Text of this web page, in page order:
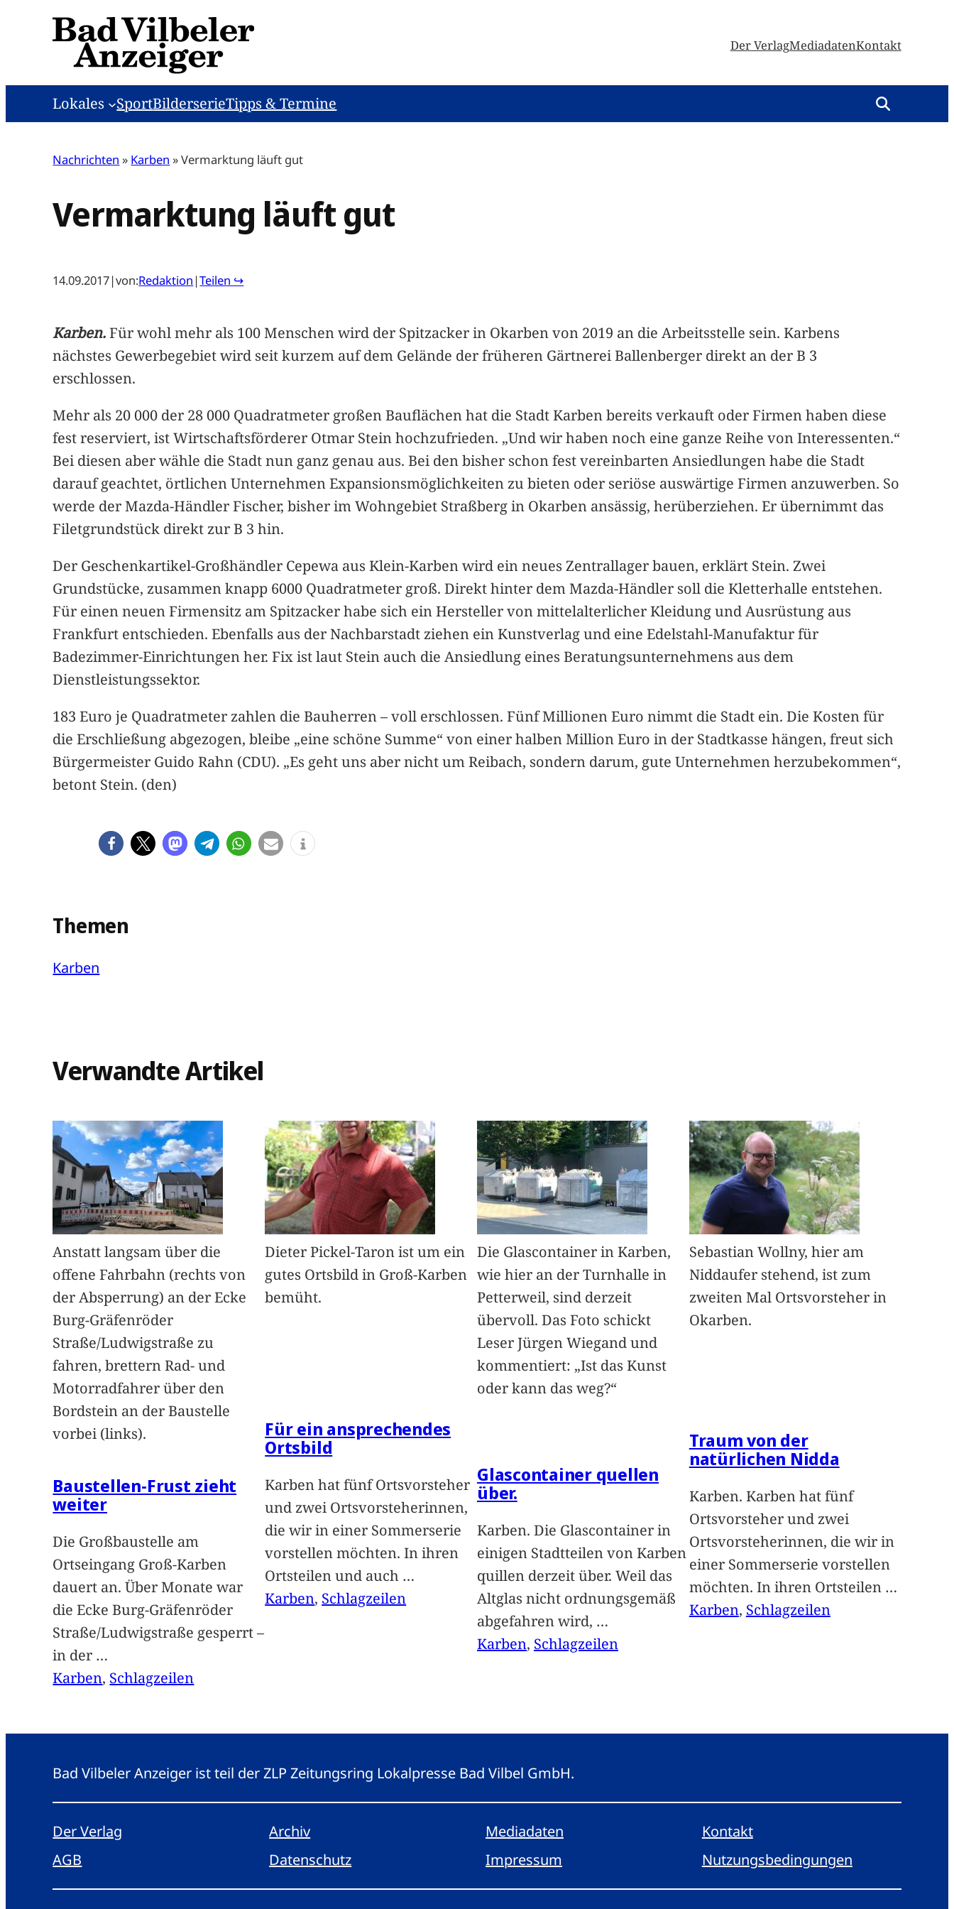
Der VerlagMediadatenKontakt
Lokales SportBilderserieTipps & Termine
Nachrichten » Karben »Vermarktung läuft gut
Vermarktung läuft gut
14.09.2017|von:Redaktion |Teilen ↪
Karben.Für wohl mehr als 100 Menschen wird der Spitzacker in Okarben von 2019 an die Arbeitsstelle sein. Karbens
nächstes Gewerbegebiet wird seit kurzem auf dem Gelände der früheren Gärtnerei Ballenberger direkt an der B 3
erschlossen.
Mehr als 20 000 der 28 000 Quadratmeter großen Bauflächen hat die Stadt Karben bereits verkauft oder Firmen haben diese
fest reserviert, ist Wirtschaftsförderer Otmar Stein hochzufrieden. „Und wir haben noch eine ganze Reihe von Interessenten.“
Bei diesen aber wähle die Stadt nun ganz genau aus. Bei den bisher schon fest vereinbarten Ansiedlungen habe die Stadt
darauf geachtet, örtlichen Unternehmen Expansionsmöglichkeiten zu bieten oder seriöse auswärtige Firmen anzuwerben. So
werde der Mazda-Händler Fischer, bisher im Wohngebiet Straßberg in Okarben ansässig, herüberziehen. Er übernimmt das
Filetgrundstück direkt zur B 3 hin.
Der Geschenkartikel-Großhändler Cepewa aus Klein-Karben wird ein neues Zentrallager bauen, erklärt Stein. Zwei
Grundstücke, zusammen knapp 6000 Quadratmeter groß. Direkt hinter dem Mazda-Händler soll die Kletterhalle entstehen.
Für einen neuen Firmensitz am Spitzacker habe sich ein Hersteller von mittelalterlicher Kleidung und Ausrüstung aus
Frankfurt entschieden. Ebenfalls aus der Nachbarstadt ziehen ein Kunstverlag und eine Edelstahl-Manufaktur für
Badezimmer-Einrichtungen her. Fix ist laut Stein auch die Ansiedlung eines Beratungsunternehmens aus dem
Dienstleistungssektor.
183 Euro je Quadratmeter zahlen die Bauherren – voll erschlossen. Fünf Millionen Euro nimmt die Stadt ein. Die Kosten für
die Erschließung abgezogen, bleibe „eine schöne Summe“ von einer halben Million Euro in der Stadtkasse hängen, freut sich
Bürgermeister Guido Rahn (CDU). „Es geht uns aber nicht um Reibach, sondern darum, gute Unternehmen herzubekommen“,
betont Stein. (den)
Themen
Karben
Verwandte Artikel
Anstatt langsam über die
offene Fahrbahn (rechts von
der Absperrung) an der Ecke
Burg-Gräfenröder
Straße/Ludwigstraße zu
fahren, brettern Rad- und
Motorradfahrer über den
Bordstein an der Baustelle
vorbei (links).
Baustellen-Frust zieht
weiter
Die Großbaustelle am
Ortseingang Groß-Karben
dauert an. Über Monate war
die Ecke Burg-Gräfenröder
Straße/Ludwigstraße gesperrt –
in der …
Karben, Schlagzeilen
Dieter Pickel-Taron ist um ein
gutes Ortsbild in Groß-Karben
bemüht.
Für ein ansprechendes
Ortsbild
Karben hat fünf Ortsvorsteher
und zwei Ortsvorsteherinnen,
die wir in einer Sommerserie
vorstellen möchten. In ihren
Ortsteilen und auch …
Karben, Schlagzeilen
Die Glascontainer in Karben,
wie hier an der Turnhalle in
Petterweil, sind derzeit
übervoll. Das Foto schickt
Leser Jürgen Wiegand und
kommentiert: „Ist das Kunst
oder kann das weg?“
Glascontainer quellen
über.
Karben. Die Glascontainer in
einigen Stadtteilen von Karben
quillen derzeit über. Weil das
Altglas nicht ordnungsgemäß
abgefahren wird, …
Karben, Schlagzeilen
Sebastian Wollny, hier am
Niddaufer stehend, ist zum
zweiten Mal Ortsvorsteher in
Okarben.
Traum von der
natürlichen Nidda
Karben. Karben hat fünf
Ortsvorsteher und zwei
Ortsvorsteherinnen, die wir in
einer Sommerserie vorstellen
möchten. In ihren Ortsteilen …
Karben, Schlagzeilen
Bad Vilbeler Anzeiger ist teil der ZLP Zeitungsring Lokalpresse Bad Vilbel GmbH.
Der Verlag Archiv Mediadaten
Kontakt
AGB
Datenschutz Impressum Nutzungsbedingungen